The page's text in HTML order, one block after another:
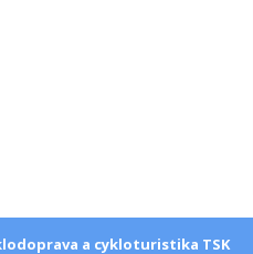
a cykloturistika TSK